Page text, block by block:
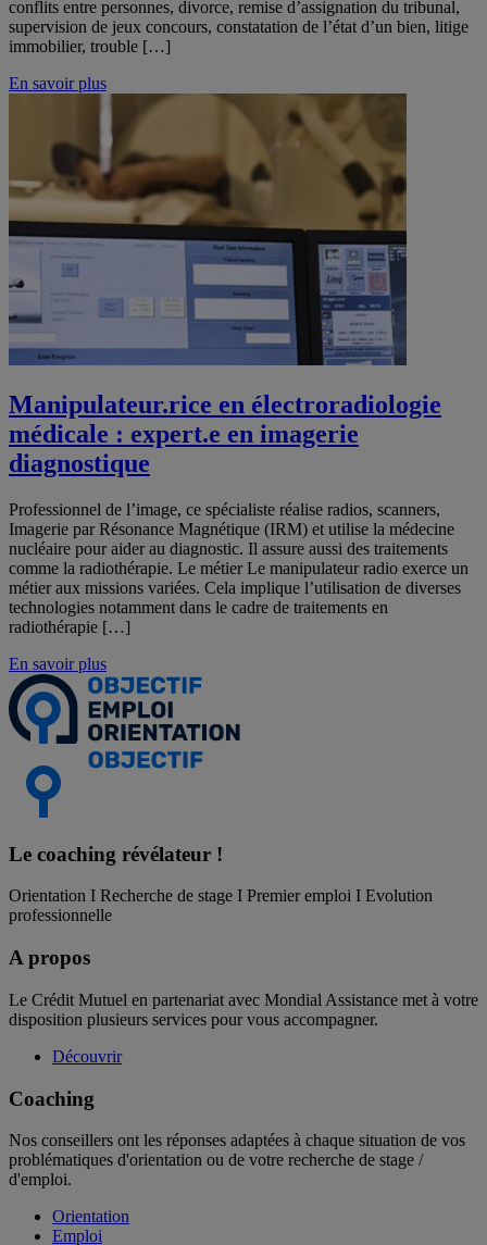
conflits entre personnes, divorce, remise d’assignation du tribunal,
supervision de jeux concours, constatation de l’état d’un bien, litige
immobilier, trouble […]
En savoir plus
Manipulateur.rice en électroradiologie
médicale : expert.e en imagerie
diagnostique
Professionnel de l’image, ce spécialiste réalise radios, scanners,
Imagerie par Résonance Magnétique (IRM) et utilise la médecine
nucléaire pour aider au diagnostic. Il assure aussi des traitements
comme la radiothérapie. Le métier Le manipulateur radio exerce un
métier aux missions variées. Cela implique l’utilisation de diverses
technologies notamment dans le cadre de traitements en
radiothérapie […]
En savoir plus
Le coaching révélateur !
Orientation I Recherche de stage I Premier emploi I Evolution
professionnelle
A propos
Le Crédit Mutuel en partenariat avec Mondial Assistance met à votre
disposition plusieurs services pour vous accompagner.
Découvrir
Coaching
Nos conseillers ont les réponses adaptées à chaque situation de vos
problématiques d'orientation ou de votre recherche de stage /
d'emploi.
Orientation
Emploi